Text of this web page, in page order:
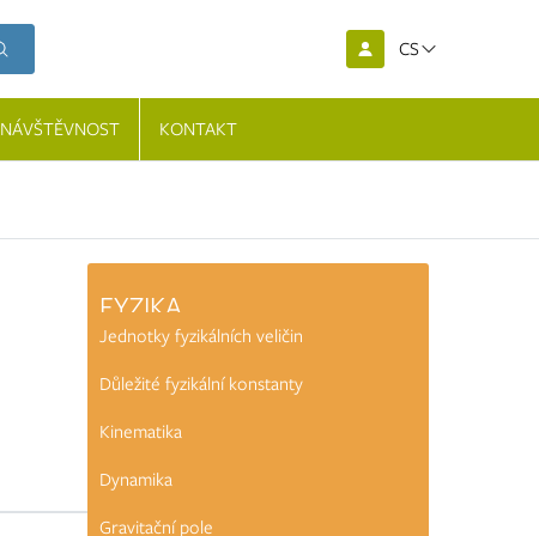
CS
NÁVŠTĚVNOST KONTAKT
FYZIKA
Jednotky fyzikálních veličin
Důležité fyzikální konstanty
Kinematika
Dynamika
Gravitační pole